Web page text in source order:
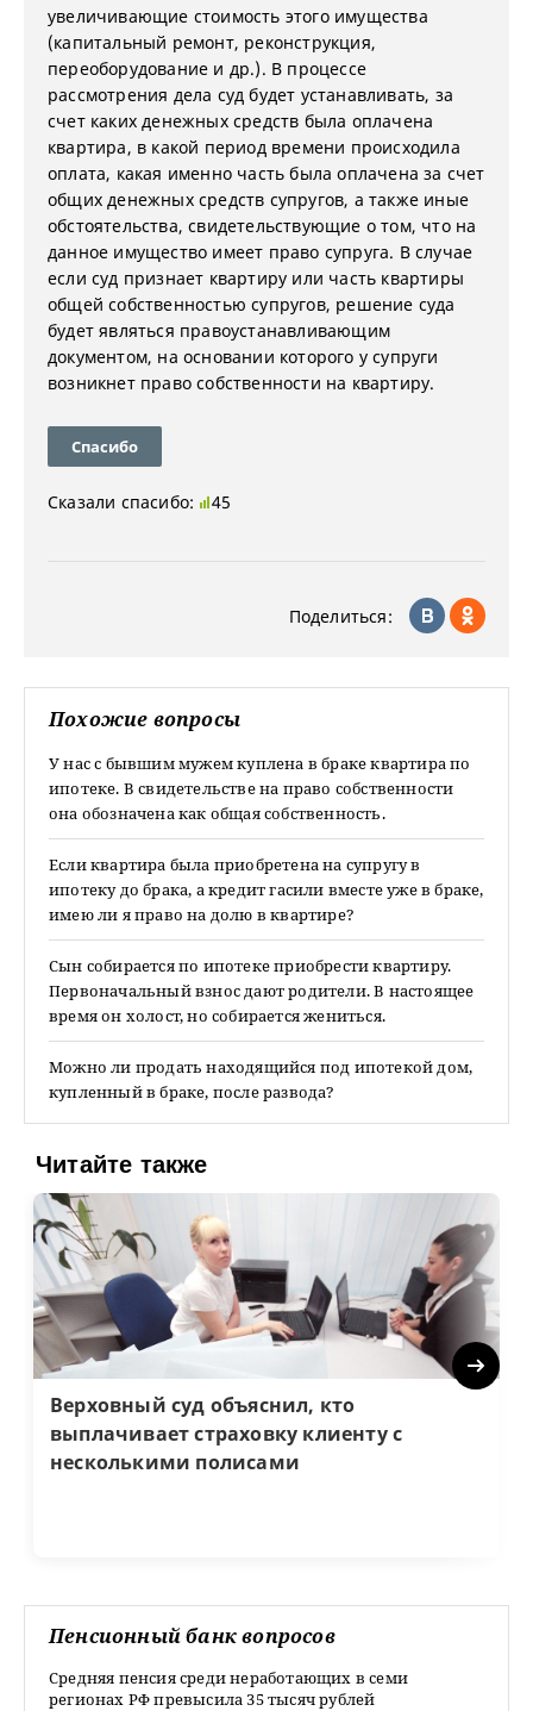
увеличивающие стоимость этого имущества
(капитальный ремонт, реконструкция,
переоборудование и др.). В процессе
рассмотрения дела суд будет устанавливать, за
счет каких денежных средств была оплачена
квартира, в какой период времени происходила
оплата, какая именно часть была оплачена за счет
общих денежных средств супругов, а также иные
обстоятельства, свидетельствующие о том, что на
данное имущество имеет право супруга. В случае
если суд признает квартиру или часть квартиры
общей собственностью супругов, решение суда
будет являться правоустанавливающим
документом, на основании которого у супруги
возникнет право собственности на квартиру.
Спасибо
Сказали спасибо: 45
Поделиться:
Похожие вопросы
У нас с бывшим мужем куплена в браке квартира по
ипотеке. В свидетельстве на право собственности
она обозначена как общая собственность.
Если квартира была приобретена на супругу в
ипотеку до брака, а кредит гасили вместе уже в браке,
имею ли я право на долю в квартире?
Сын собирается по ипотеке приобрести квартиру.
Первоначальный взнос дают родители. В настоящее
время он холост, но собирается жениться.
Можно ли продать находящийся под ипотекой дом,
купленный в браке, после развода?
Читайте также
Верховный суд объяснил, кто
выплачивает страховку клиенту с
несколькими полисами
Next
Пенсионный банк вопросов
Средняя пенсия среди неработающих в семи
регионах РФ превысила 35 тысяч рублей